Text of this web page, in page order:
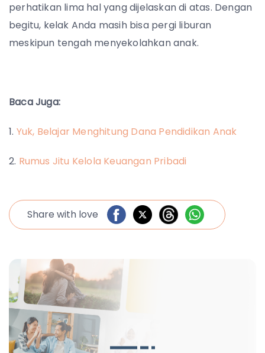
perhatikan lima hal yang dijelaskan di atas. Dengan
begitu, kelak Anda masih bisa pergi liburan
meskipun tengah menyekolahkan anak.
Baca Juga:
1. Yuk, Belajar Menghitung Dana Pendidikan Anak
2. Rumus Jitu Kelola Keuangan Pribadi
Share with love